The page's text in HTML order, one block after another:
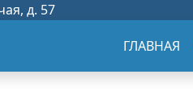
д. 57
ГЛАВНАЯ